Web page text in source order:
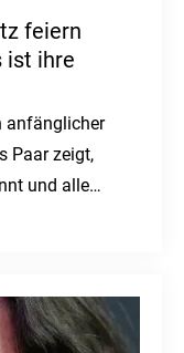
feiern
ist ihre
anfänglicher
Paar zeigt,
und alle